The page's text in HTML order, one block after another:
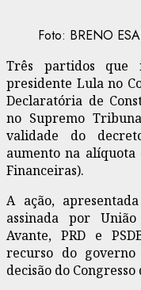
Foto: BRENO
Três partidos que
presidente Lula no
Declaratória de
no Supremo
validade do
aumento na alíquota
Financeiras).
A ação,
assinada por
Avante, PRD e
recurso do
decisão do